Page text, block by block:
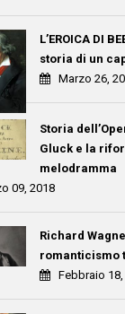
L’EROICA DI
storia di un
Marzo 26,
Storia
Gluck e la
melodramma
09, 2018
Richard
romanticismo
Febbraio